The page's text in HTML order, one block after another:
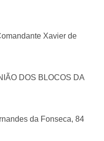
Xavier de
DOS BLOCOS DA
da Fonseca, 84